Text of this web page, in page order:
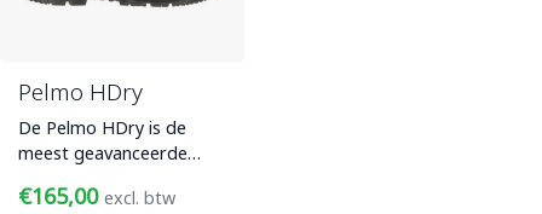
Pelmo HDry
De Pelmo HDry is de
meest geavanceerde
met een S7S FO CI SC LG
€165,00 excl. btw